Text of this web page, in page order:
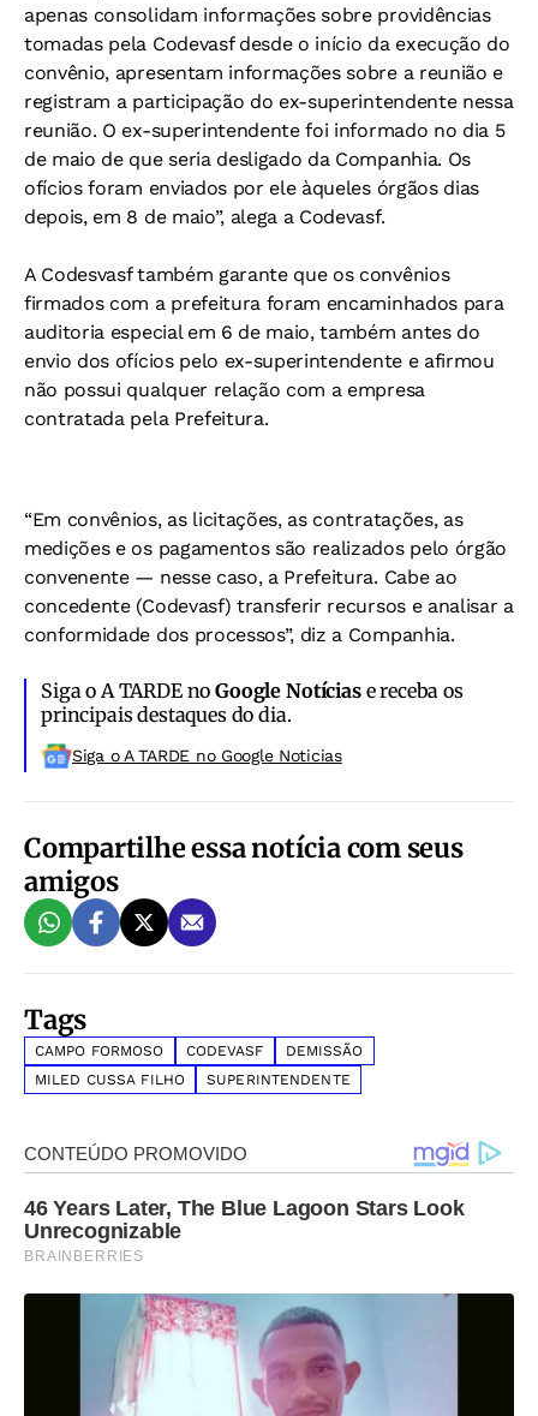
apenas consolidam informações sobre providências
tomadas pela Codevasf desde o início da execução do
convênio, apresentam informações sobre a reunião e
registram a participação do ex-superintendente nessa
reunião. O ex-superintendente foi informado no dia 5
de maio de que seria desligado da Companhia. Os
ofícios foram enviados por ele àqueles órgãos dias
depois, em 8 de maio”, alega a Codevasf.
A Codesvasf também garante que os convênios
firmados com a prefeitura foram encaminhados para
auditoria especial em 6 de maio, também antes do
envio dos ofícios pelo ex-superintendente e afirmou
não possui qualquer relação com a empresa
contratada pela Prefeitura.
“Em convênios, as licitações, as contratações, as
medições e os pagamentos são realizados pelo órgão
convenente — nesse caso, a Prefeitura. Cabe ao
concedente (Codevasf) transferir recursos e analisar a
conformidade dos processos”, diz a Companhia.
Siga o A TARDE noGoogle Notíciase receba os
principais destaques do dia.
Siga o A TARDE no Google Noticias
Compartilhe essa notícia com seus
amigos
Tags
CAMPO FORMOSO CODEVASF
DEMISSÃO
MILED CUSSA FILHO
SUPERINTENDENTE